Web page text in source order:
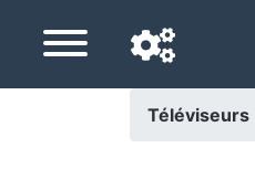
Téléviseurs